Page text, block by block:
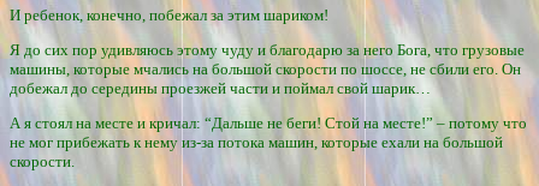
И ребенок, конечно, побежал за этим шариком!
Я до сих пор удивляюсь этому чуду и благодарю за него Бога, что грузовые
машины, которые мчались на большой скорости по шоссе, не сбили его. Он
добежал до середины проезжей части и поймал свой шарик…
А я стоял на месте и кричал: “Дальше не беги! Стой на месте!” – потому что
не мог прибежать к нему из-за потока машин, которые ехали на большой
скорости.